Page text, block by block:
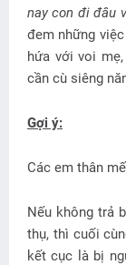
nay con đi đâu
đem những
hứa với voi
cần cù siêng
Gợi ý:
Các em thân
Nếu không trả
thụ, thì cuối
kết cục là bị